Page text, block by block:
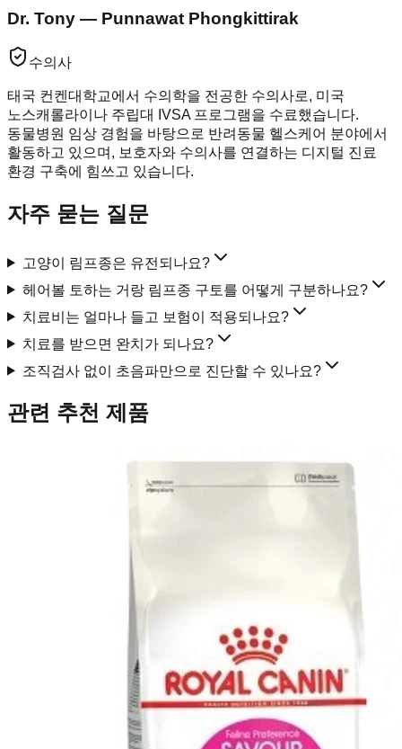
Dr. Tony — Punnawat Phongkittirak
수의사
태국 컨켄대학교에서 수의학을 전공한 수의사로, 미국
노스캐롤라이나 주립대 IVSA 프로그램을 수료했습니다.
동물병원 임상 경험을 바탕으로 반려동물 헬스케어 분야에서
활동하고 있으며, 보호자와 수의사를 연결하는 디지털 진료
환경 구축에 힘쓰고 있습니다.
자주 묻는 질문
고양이 림프종은 유전되나요?
헤어볼 토하는 거랑 림프종 구토를 어떻게 구분하나요?
치료비는 얼마나 들고 보험이 적용되나요?
치료를 받으면 완치가 되나요?
조직검사 없이 초음파만으로 진단할 수 있나요?
관련 추천 제품